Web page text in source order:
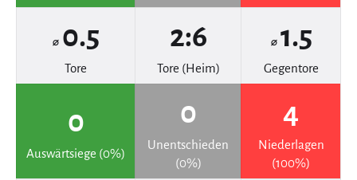
⌀ 0.5
Tore
2:6
Tore (Heim)
⌀ 1.5
Gegentore
0
Auswärtsiege (0%)
0
Unentschieden
(0%)
4
Niederlagen
(100%)